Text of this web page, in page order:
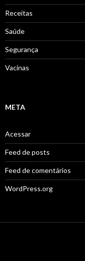
Receitas
Saúde
Segurança
Vacinas
META
Acessar
Feed de posts
Feed de comentários
WordPress.org